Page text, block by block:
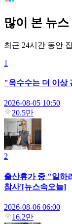
많이 본 뉴스
최근 24시간 동안
1
"옥수수는 더 이상
2026-08-05 10:50
20.5만
2
출산휴가 중 "일하
참사'[뉴스속오늘]
2026-08-06 06:00
16.2만